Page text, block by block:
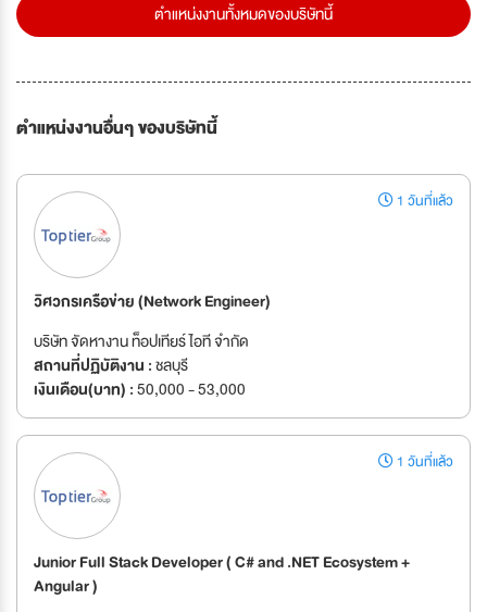
ตำแหน่งงานทั้งหมดของบริษัทนี้
ตำแหน่งงานอื่นๆ ของบริษัทนี้
1 วันที่แล้ว
วิศวกรเครือข่าย (Network Engineer)
บริษัท จัดหางาน ท็อปเทียร์ ไอที จำกัด
สถานที่ปฏิบัติงาน :ชลบุรี
เงินเดือน(บาท) :50,000 - 53,000
1 วันที่แล้ว
Junior Full Stack Developer ( C# and .NET Ecosystem +
Angular )